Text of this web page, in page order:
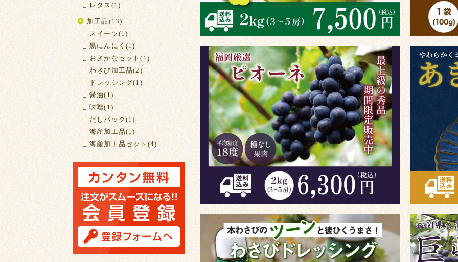
レタス(1)
加工品(13)
スイーツ(1)
黒にんにく(1)
おさかなセット(1)
わさび加工品(2)
ドレッシング(1)
醤油(1)
味噌(1)
だしパック(1)
海産加工品(1)
海産加工品セット(4)